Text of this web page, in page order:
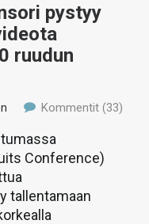
pystyy
ruudun
Kommentit (33)
Conference)
tallentamaan